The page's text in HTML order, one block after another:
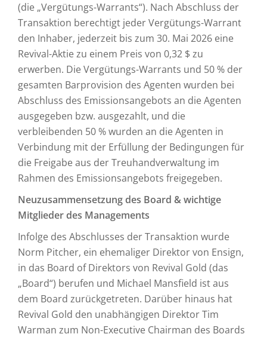
(die „Vergütungs-Warrants“). Nach Abschluss der
Transaktion berechtigt jeder Vergütungs-Warrant
den Inhaber, jederzeit bis zum 30. Mai 2026 eine
Revival-Aktie zu einem Preis von 0,32 $ zu
erwerben. Die Vergütungs-Warrants und 50 % der
gesamten Barprovision des Agenten wurden bei
Abschluss des Emissionsangebots an die Agenten
ausgegeben bzw. ausgezahlt, und die
verbleibenden 50 % wurden an die Agenten in
Verbindung mit der Erfüllung der Bedingungen für
die Freigabe aus der Treuhandverwaltung im
Rahmen des Emissionsangebots freigegeben.
Neuzusammensetzung des Board & wichtige
Mitglieder des Managements
Infolge des Abschlusses der Transaktion wurde
Norm Pitcher, ein ehemaliger Direktor von Ensign,
in das Board of Direktors von Revival Gold (das
„Board“) berufen und Michael Mansfield ist aus
dem Board zurückgetreten. Darüber hinaus hat
Revival Gold den unabhängigen Direktor Tim
Warman zum Non-Executive Chairman des Boards